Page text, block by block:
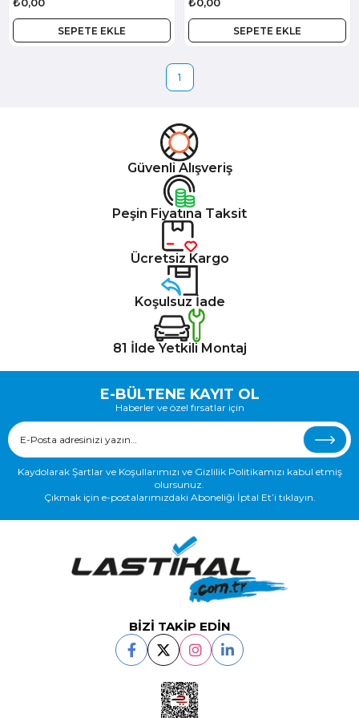
SEPETE EKLE SEPETE EKLE
1
Güvenli Alışveriş
Peşin Fiyatına Taksit
Ücretsiz Kargo
Koşulsuz İade
81 İlde Yetkili Montaj
E-BÜLTENE KAYIT OL
Haberler ve özel fırsatlar için
Kaydolarak Şartlar ve Koşullarımızı ve Gizlilik Politikamızı kabul etmiş
olursunuz.
Çıkmak için e-postalarımızdaki Aboneliği İptal Et’i tıklayın.
BİZİ TAKİP EDİN